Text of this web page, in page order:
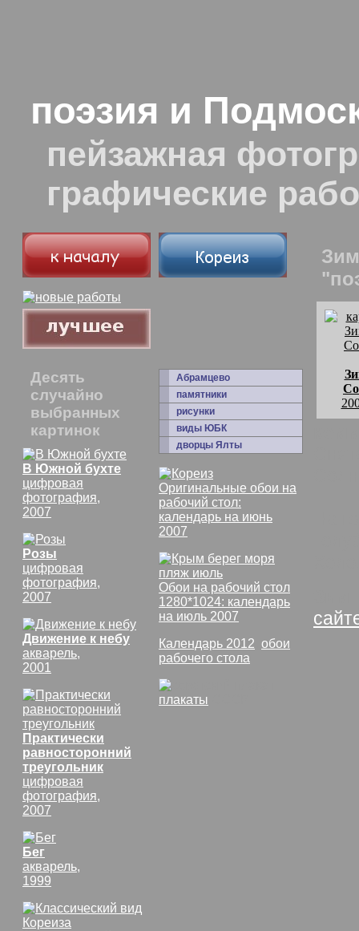
поэзия и
пейзажная
графические
Десять
случайно
выбранных
картинок
В Южной бухте
цифровая
фотография,
2007
Розы
цифровая
фотография,
2007
Движение к небу
акварель,
2001
Практически
равносторонний
треугольник
цифровая
фотография,
2007
Бег
акварель,
1999
Абрамцево
памятники
рисунки
виды ЮБК
дворцы Ялты
Оригинальные обои на
рабочий стол:
календарь на июнь
2007
Обои на рабочий стол
1280*1024: календарь
на июль 2007
Календарь 2012 обои
рабочего стола
плакаты